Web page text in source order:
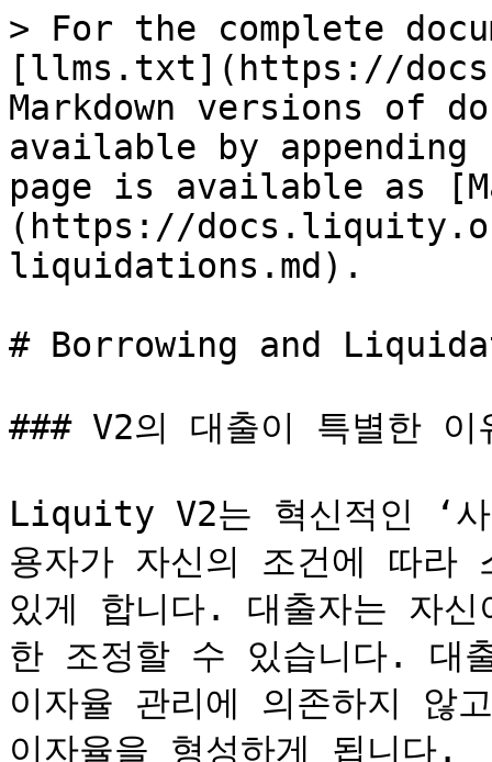
> For the complete
[llms.txt](https://
Markdown versions of
available by
page is available as
(https://
liquidations.md).
# Borrowing and
### V2의 대출이 특별한 이
Liquity V2는 혁신적인 ‘사
용자가 자신의 조건에 따라
있게 합니다. 대출자는 자
한 조정할 수 있습니다. 대
이자율 관리에 의존하지 않
이자율을 형성하게 됩니다.